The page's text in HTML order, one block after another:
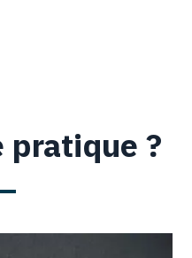
pratique ?